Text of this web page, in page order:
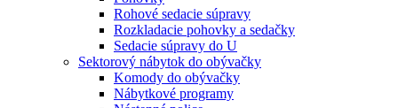
Rohové sedacie súpravy
Rozkladacie pohovky a sedačky
Sedacie súpravy do U
Sektorový nábytok do obývačky
Komody do obývačky
Nábytkové programy